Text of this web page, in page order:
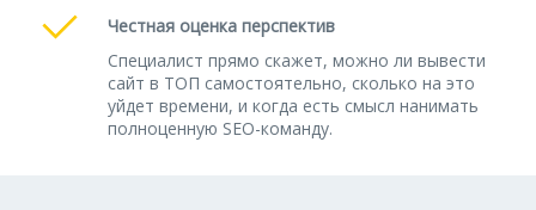
Честная оценка перспектив
Специалист прямо скажет, можно ли вывести
сайт в ТОП самостоятельно, сколько на это
уйдет времени, и когда есть смысл нанимать
полноценную SEO-команду.